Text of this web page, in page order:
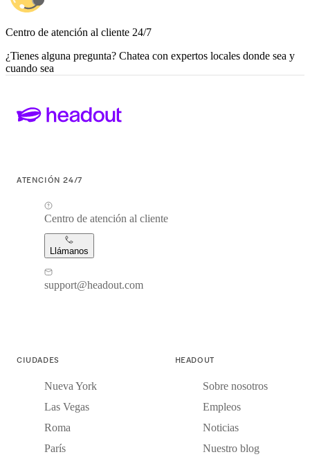
Centro de atención al cliente 24/7
¿Tienes alguna pregunta? Chatea con expertos locales donde sea y
cuando sea
ATENCIÓN 24/7
Centro de atención al cliente
Llámanos
support@headout.com
CIUDADES
Nueva York
Las Vegas
Roma
París
HEADOUT
Sobre nosotros
Empleos
Noticias
Nuestro blog